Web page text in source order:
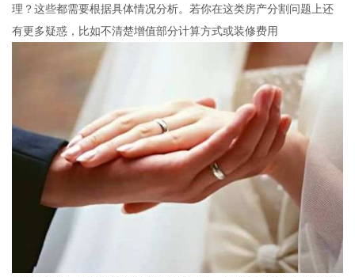
理？这些都需要根据具体情况分析。若你在这类房产分割问题上还
有更多疑惑，比如不清楚增值部分计算方式或装修费用